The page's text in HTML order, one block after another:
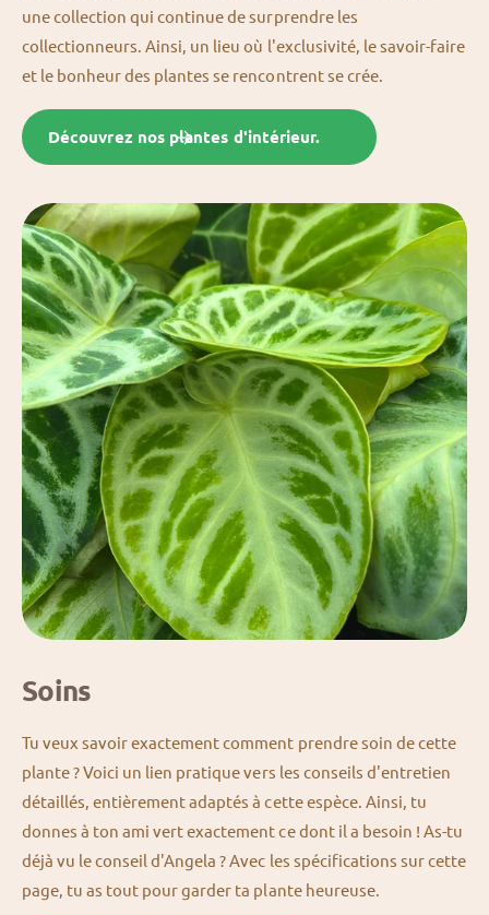
une collection qui continue de surprendre les
collectionneurs. Ainsi, un lieu où l'exclusivité, le savoir-faire
et le bonheur des plantes se rencontrent se crée.
Découvrez nos plantes d'intérieur.
Soins
Tu veux savoir exactement comment prendre soin de cette
plante ? Voici un lien pratique vers les conseils d'entretien
détaillés, entièrement adaptés à cette espèce. Ainsi, tu
donnes à ton ami vert exactement ce dont il a besoin ! As-tu
déjà vu le conseil d'Angela ? Avec les spécifications sur cette
page, tu as tout pour garder ta plante heureuse.